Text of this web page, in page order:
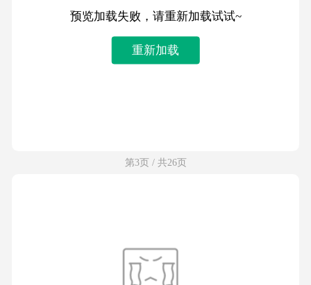
预览加载失败，请重新加载试试~
重新加载
第3页 / 共26页